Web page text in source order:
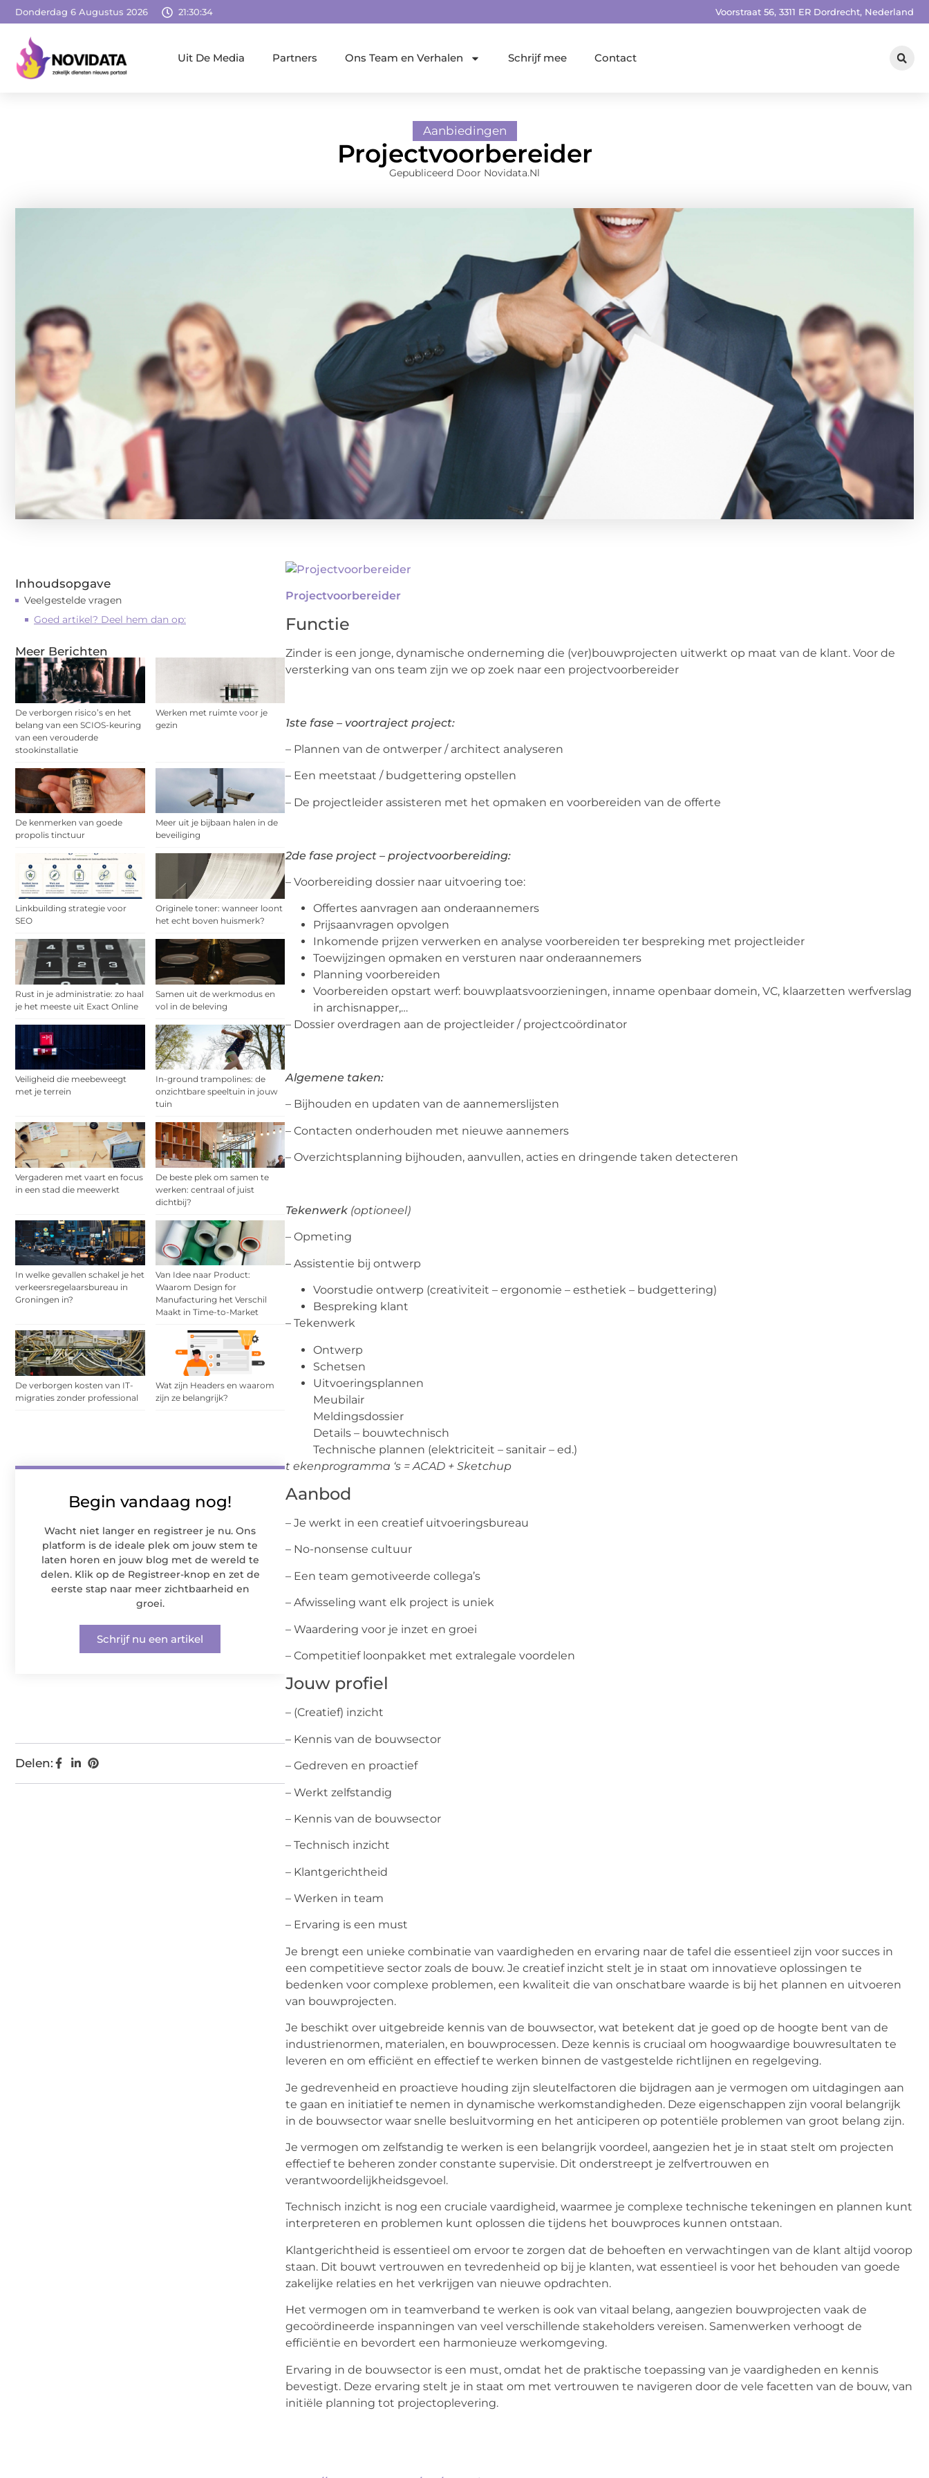
Donderdag 6 Augustus 2026 21:30:36 Voorstraat 56, 3311 ER Dordrecht, Nederland
Uit De Media Partners Ons Team en Verhalen Schrijf mee Contact
Aanbiedingen
Projectvoorbereider
Gepubliceerd Door Novidata.nl
Inhoudsopgave
Veelgestelde vragen
Goed artikel? Deel hem dan op:
Meer Berichten
De verborgen risico’s en het
belang van een SCIOS-keuring
van een verouderde
stookinstallatie
Werken met ruimte voor je
gezin
De kenmerken van goede
propolis tinctuur
Meer uit je bijbaan halen in de
beveiliging
Linkbuilding strategie voor
SEO
Originele toner: wanneer loont
het echt boven huismerk?
Rust in je administratie: zo haal
je het meeste uit Exact Online
Samen uit de werkmodus en
vol in de beleving
Veiligheid die meebeweegt
met je terrein
In-ground trampolines: de
onzichtbare speeltuin in jouw
tuin
Vergaderen met vaart en focus
in een stad die meewerkt
De beste plek om samen te
werken: centraal of juist
dichtbij?
In welke gevallen schakel je het
verkeersregelaarsbureau in
Groningen in?
Van Idee naar Product:
Waarom Design for
Manufacturing het Verschil
Maakt in Time-to-Market
De verborgen kosten van IT-
migraties zonder professional
Wat zijn Headers en waarom
zijn ze belangrijk?
Begin vandaag nog!
Wacht niet langer en registreer je nu. Ons
platform is de ideale plek om jouw stem te
laten horen en jouw blog met de wereld te
delen. Klik op de Registreer-knop en zet de
eerste stap naar meer zichtbaarheid en
groei.
Schrijf nu een artikel
Delen:
Projectvoorbereider
Functie
Zinder is een jonge, dynamische onderneming die (ver)bouwprojecten uitwerkt op maat van de klant. Voor de
versterking van ons team zijn we op zoek naar een projectvoorbereider
1ste fase – voortraject project:
– Plannen van de ontwerper / architect analyseren
– Een meetstaat / budgettering opstellen
– De projectleider assisteren met het opmaken en voorbereiden van de offerte
2de fase project – projectvoorbereiding:
– Voorbereiding dossier naar uitvoering toe:
Offertes aanvragen aan onderaannemers
Prijsaanvragen opvolgen
Inkomende prijzen verwerken en analyse voorbereiden ter bespreking met projectleider
Toewijzingen opmaken en versturen naar onderaannemers
Planning voorbereiden
Voorbereiden opstart werf: bouwplaatsvoorzieningen, inname openbaar domein, VC, klaarzetten werfverslag
in archisnapper,…
– Dossier overdragen aan de projectleider / projectcoördinator
Algemene taken:
– Bijhouden en updaten van de aannemerslijsten
– Contacten onderhouden met nieuwe aannemers
– Overzichtsplanning bijhouden, aanvullen, acties en dringende taken detecteren
Tekenwerk (optioneel)
– Opmeting
– Assistentie bij ontwerp
Voorstudie ontwerp (creativiteit – ergonomie – esthetiek – budgettering)
Bespreking klant
– Tekenwerk
Ontwerp
Schetsen
Uitvoeringsplannen
Meubilair
Meldingsdossier
Details – bouwtechnisch
Technische plannen (elektriciteit – sanitair – ed.)
t ekenprogramma ‘s = ACAD + Sketchup
Aanbod
– Je werkt in een creatief uitvoeringsbureau
– No-nonsense cultuur
– Een team gemotiveerde collega’s
– Afwisseling want elk project is uniek
– Waardering voor je inzet en groei
– Competitief loonpakket met extralegale voordelen
Jouw profiel
– (Creatief) inzicht
– Kennis van de bouwsector
– Gedreven en proactief
– Werkt zelfstandig
– Kennis van de bouwsector
– Technisch inzicht
– Klantgerichtheid
– Werken in team
– Ervaring is een must
Je brengt een unieke combinatie van vaardigheden en ervaring naar de tafel die essentieel zijn voor succes in
een competitieve sector zoals de bouw. Je creatief inzicht stelt je in staat om innovatieve oplossingen te
bedenken voor complexe problemen, een kwaliteit die van onschatbare waarde is bij het plannen en uitvoeren
van bouwprojecten.
Je beschikt over uitgebreide kennis van de bouwsector, wat betekent dat je goed op de hoogte bent van de
industrienormen, materialen, en bouwprocessen. Deze kennis is cruciaal om hoogwaardige bouwresultaten te
leveren en om efficiënt en effectief te werken binnen de vastgestelde richtlijnen en regelgeving.
Je gedrevenheid en proactieve houding zijn sleutelfactoren die bijdragen aan je vermogen om uitdagingen aan
te gaan en initiatief te nemen in dynamische werkomstandigheden. Deze eigenschappen zijn vooral belangrijk
in de bouwsector waar snelle besluitvorming en het anticiperen op potentiële problemen van groot belang zijn.
Je vermogen om zelfstandig te werken is een belangrijk voordeel, aangezien het je in staat stelt om projecten
effectief te beheren zonder constante supervisie. Dit onderstreept je zelfvertrouwen en
verantwoordelijkheidsgevoel.
Technisch inzicht is nog een cruciale vaardigheid, waarmee je complexe technische tekeningen en plannen kunt
interpreteren en problemen kunt oplossen die tijdens het bouwproces kunnen ontstaan.
Klantgerichtheid is essentieel om ervoor te zorgen dat de behoeften en verwachtingen van de klant altijd voorop
staan. Dit bouwt vertrouwen en tevredenheid op bij je klanten, wat essentieel is voor het behouden van goede
zakelijke relaties en het verkrijgen van nieuwe opdrachten.
Het vermogen om in teamverband te werken is ook van vitaal belang, aangezien bouwprojecten vaak de
gecoördineerde inspanningen van veel verschillende stakeholders vereisen. Samenwerken verhoogt de
efficiëntie en bevordert een harmonieuze werkomgeving.
Ervaring in de bouwsector is een must, omdat het de praktische toepassing van je vaardigheden en kennis
bevestigt. Deze ervaring stelt je in staat om met vertrouwen te navigeren door de vele facetten van de bouw, van
initiële planning tot projectoplevering.